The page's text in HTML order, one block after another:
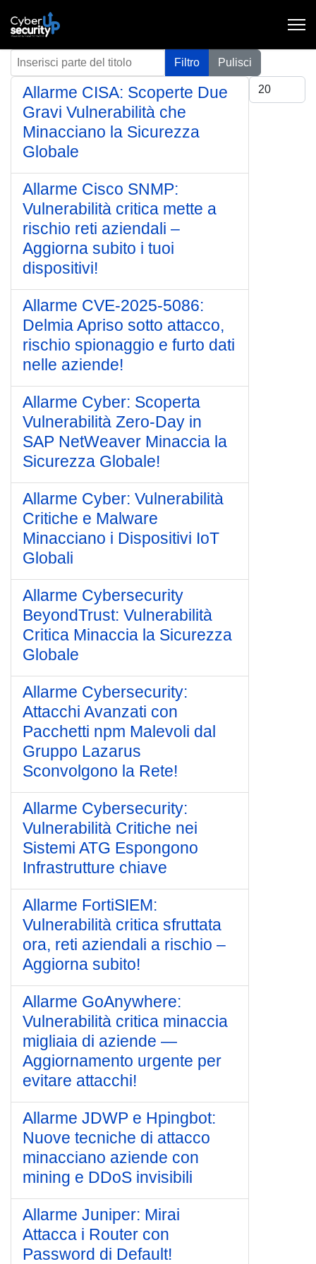
Inserisci parte del titolo Filtro
Pulisci
Visualizza #
Allarme CISA: Scoperte Due
Gravi Vulnerabilità che
Minacciano la Sicurezza
Globale
Allarme Cisco SNMP:
Vulnerabilità critica mette a
rischio reti aziendali –
Aggiorna subito i tuoi
dispositivi!
Allarme CVE-2025-5086:
Delmia Apriso sotto attacco,
rischio spionaggio e furto dati
nelle aziende!
Allarme Cyber: Scoperta
Vulnerabilità Zero-Day in
SAP NetWeaver Minaccia la
Sicurezza Globale!
Allarme Cyber: Vulnerabilità
Critiche e Malware
Minacciano i Dispositivi IoT
Globali
Allarme Cybersecurity
BeyondTrust: Vulnerabilità
Critica Minaccia la Sicurezza
Globale
Allarme Cybersecurity:
Attacchi Avanzati con
Pacchetti npm Malevoli dal
Gruppo Lazarus
Sconvolgono la Rete!
Allarme Cybersecurity:
Vulnerabilità Critiche nei
Sistemi ATG Espongono
Infrastrutture chiave
Allarme FortiSIEM:
Vulnerabilità critica sfruttata
ora, reti aziendali a rischio –
Aggiorna subito!
Allarme GoAnywhere:
Vulnerabilità critica minaccia
migliaia di aziende —
Aggiornamento urgente per
evitare attacchi!
Allarme JDWP e Hpingbot:
Nuove tecniche di attacco
minacciano aziende con
mining e DDoS invisibili
Allarme Juniper: Mirai
Attacca i Router con
Password di Default!